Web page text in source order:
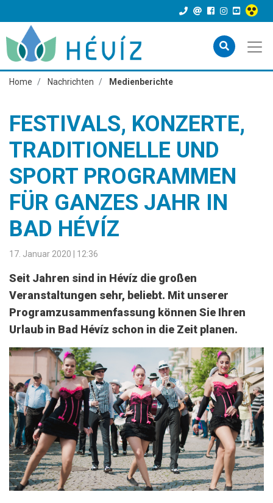
Home Nachrichten Medienberichte
FESTIVALS, KONZERTE,
TRADITIONELLE UND
SPORT PROGRAMMEN
FÜR GANZES JAHR IN
BAD HÉVÍZ
17. Januar 2020 | 12:36
Seit Jahren sind in Hévíz die großen
Veranstaltungen sehr, beliebt. Mit unserer
Programzusammenfassung können Sie Ihren
Urlaub in Bad Hévíz schon in die Zeit planen.